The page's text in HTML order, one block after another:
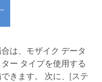
は、モザイク データ
ー タイプを使用する
きます。 次に、 [ステ